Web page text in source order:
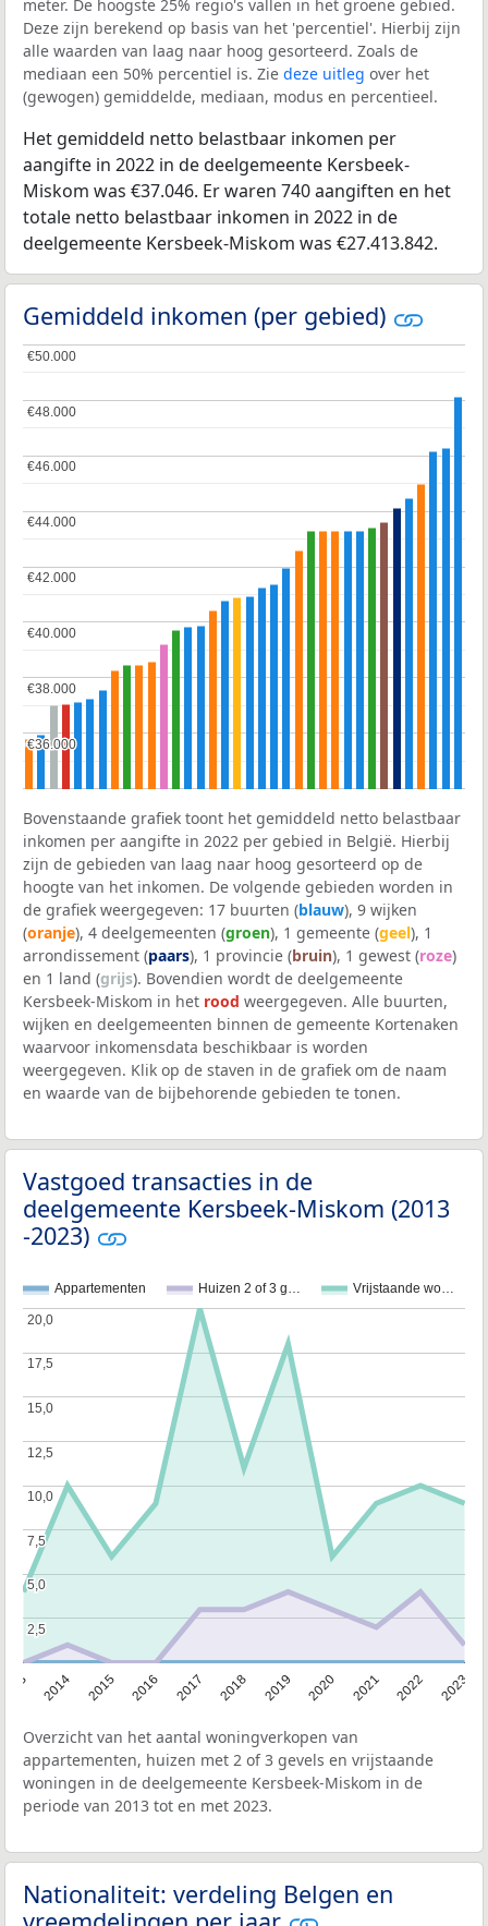
meter. De hoogste 25% regio's vallen in het groene gebied.
Deze zijn berekend op basis van het 'percentiel'. Hierbij zijn
alle waarden van laag naar hoog gesorteerd. Zoals de
mediaan een 50% percentiel is. Zie deze uitleg over het
(gewogen) gemiddelde, mediaan, modus en percentieel.
Het gemiddeld netto belastbaar inkomen per
aangifte in 2022 in de deelgemeente Kersbeek-
Miskom was €37.046. Er waren 740 aangiften en het
totale netto belastbaar inkomen in 2022 in de
deelgemeente Kersbeek-Miskom was €27.413.842.
Gemiddeld inkomen (per gebied)
€36.000
€36.000
€38.000
€38.000
€40.000
€40.000
€42.000
€42.000
€44.000
€44.000
€46.000
€46.000
€48.000
€48.000
€50.000
€50.000
Bovenstaande grafiek toont het gemiddeld netto belastbaar
inkomen per aangifte in 2022 per gebied in België. Hierbij
zijn de gebieden van laag naar hoog gesorteerd op de
hoogte van het inkomen. De volgende gebieden worden in
de grafiek weergegeven: 17 buurten (blauw), 9 wijken
(oranje), 4 deelgemeenten (groen), 1 gemeente (geel), 1
arrondissement (paars), 1 provincie (bruin), 1 gewest (roze)
en 1 land (grijs). Bovendien wordt de deelgemeente
Kersbeek-Miskom in het rood weergegeven. Alle buurten,
wijken en deelgemeenten binnen de gemeente Kortenaken
waarvoor inkomensdata beschikbaar is worden
weergegeven. Klik op de staven in de grafiek om de naam
en waarde van de bijbehorende gebieden te tonen.
Vastgoed transacties in de
deelgemeente Kersbeek-Miskom (2013
-2023)
Appartementen Huizen 2 of 3 g… Vrijstaande wo…
2014 2015 2016 2017 2018 2019 2020 2021 2022 2023
2,5
2,5
5,0
5,0
7,5
7,5
10,0
10,0
12,5
12,5
15,0
15,0
17,5
17,5
20,0
20,0
Overzicht van het aantal woningverkopen van
appartementen, huizen met 2 of 3 gevels en vrijstaande
woningen in de deelgemeente Kersbeek-Miskom in de
periode van 2013 tot en met 2023.
Nationaliteit: verdeling Belgen en